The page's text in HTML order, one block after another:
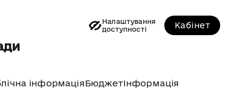
Налаштування
доступності
Кабінет
інформаціяБюджетІнформація